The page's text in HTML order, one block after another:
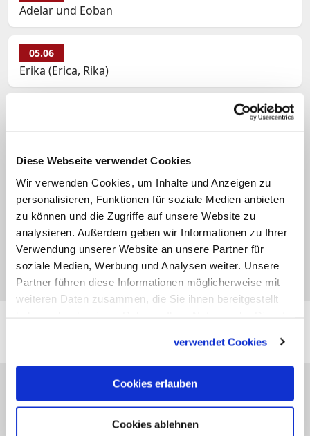
Diese Webseite verwendet Cookies
Wir verwenden Cookies, um Inhalte und Anzeigen zu
personalisieren, Funktionen für soziale Medien anbieten
zu können und die Zugriffe auf unsere Website zu
analysieren. Außerdem geben wir Informationen zu Ihrer
Verwendung unserer Website an unsere Partner für
soziale Medien, Werbung und Analysen weiter. Unsere
Partner führen diese Informationen möglicherweise mit
weiteren Daten zusammen, die Sie ihnen bereitgestellt
verwendet Cookies
Cookies erlauben
Cookies ablehnen
Adelar und Eoban
05.06
Erika (Erica, Rika)
05.06
Meinwerk
05.06
Winfried Bonifatius (Bonifaz)
katholisch.de-Netzwerk